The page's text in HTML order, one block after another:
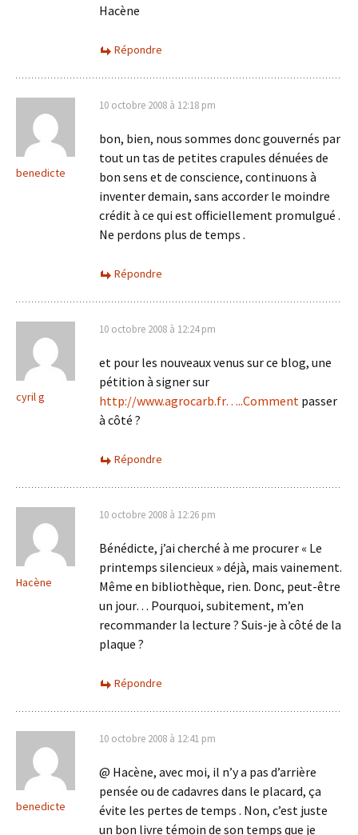
Hacène
Répondre
benedicte
10 octobre 2008 à 12:18 pm
bon, bien, nous sommes donc gouvernés par
tout un tas de petites crapules dénuées de
bon sens et de conscience, continuons à
inventer demain, sans accorder le moindre
crédit à ce qui est officiellement promulgué .
Ne perdons plus de temps .
Répondre
cyril g
10 octobre 2008 à 12:24 pm
et pour les nouveaux venus sur ce blog, une
pétition à signer sur
http://www.agrocarb.fr…..Comment passer
à côté ?
Répondre
Hacène
10 octobre 2008 à 12:26 pm
Bénédicte, j’ai cherché à me procurer « Le
printemps silencieux » déjà, mais vainement.
Même en bibliothèque, rien. Donc, peut-être
un jour… Pourquoi, subitement, m’en
recommander la lecture ? Suis-je à côté de la
plaque ?
Répondre
benedicte
10 octobre 2008 à 12:41 pm
@ Hacène, avec moi, il n’y a pas d’arrière
pensée ou de cadavres dans le placard, ça
évite les pertes de temps . Non, c’est juste
un bon livre témoin de son temps que je